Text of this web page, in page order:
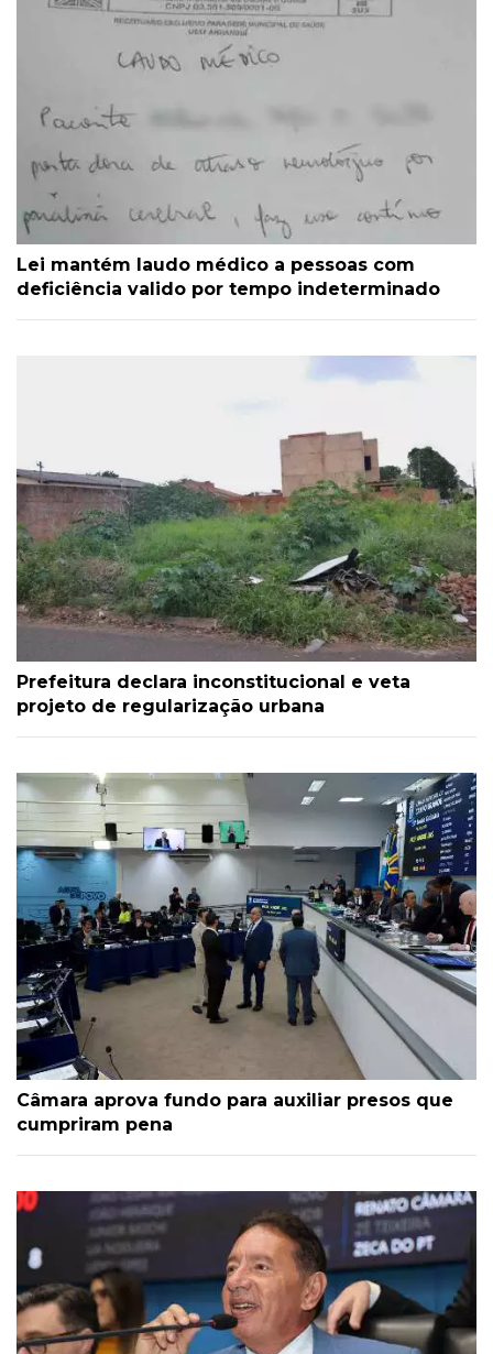
Lei mantém laudo médico a pessoas com
deficiência valido por tempo indeterminado
Prefeitura declara inconstitucional e veta
projeto de regularização urbana
Câmara aprova fundo para auxiliar presos que
cumpriram pena